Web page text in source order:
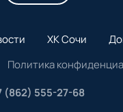
ХК Сочи
Политика
(862) 555-27-68